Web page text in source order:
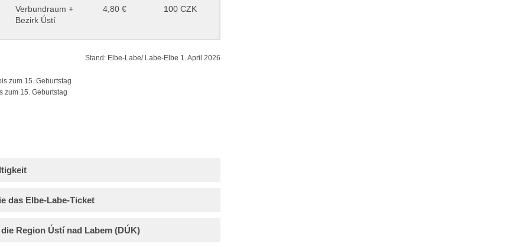
Verbundraum +
Bezirk Ústí
4,80 € 100 CZK
Stand: Elbe-Labe/ Labe-Elbe 1. April 2026
zum 15. Geburtstag
zum 15. Geburtstag
das Elbe-Labe-Ticket
Region Ústí nad Labem (DÚK)